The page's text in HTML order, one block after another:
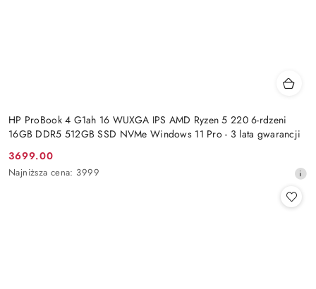
HP ProBook 4 G1ah 16 WUXGA IPS AMD Ryzen 5 220 6-rdzeni
16GB DDR5 512GB SSD NVMe Windows 11 Pro - 3 lata gwarancji
Cena
promocyjna:
3699.00
Najniższa
Najniższa cena: 3999